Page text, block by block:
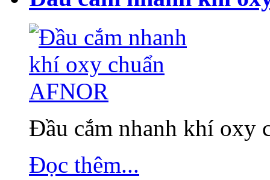
Đầu cắm nhanh khí oxy
Đọc thêm...